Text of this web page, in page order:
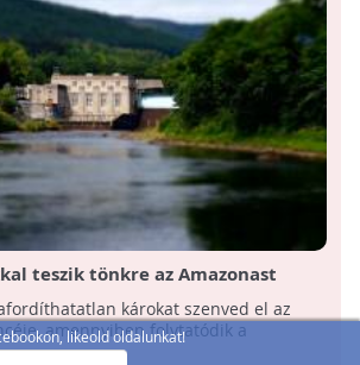
likeold oldalunkat!
teszik tönkre az Amazonast
károkat szenved el az
amennyiben folytatódik a